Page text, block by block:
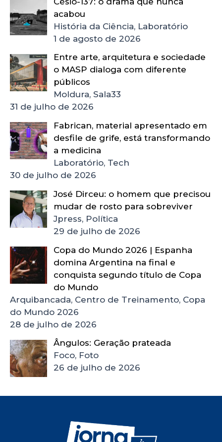
acabou
História da Ciência, Laboratório
1 de agosto de 2026
Entre arte, arquitetura e sociedade
o MASP dialoga com diferente
públicos
Moldura, Sala33
31 de julho de 2026
Fabrican, material apresentado em
desfile de grife, está transformando
a medicina
Laboratório, Tech
30 de julho de 2026
José Dirceu: o homem que precisou
mudar de rosto para sobreviver
Jpress, Política
29 de julho de 2026
Copa do Mundo 2026 | Espanha
domina Argentina na final e
conquista segundo título de Copa
do Mundo
Arquibancada, Centro de Treinamento, Copa
do Mundo 2026
28 de julho de 2026
Ângulos: Geração prateada
Foco, Foto
26 de julho de 2026